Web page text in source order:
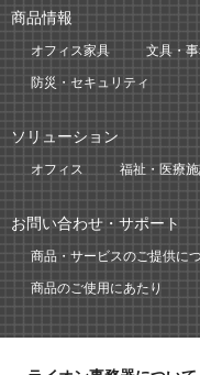
商品情報
オフィス家具 文具・
防災・セキュリティ
ソリューション
オフィス 福祉・医療
お問い合わせ・サポート
商品・サービスのご提供に
商品のご使用にあたり